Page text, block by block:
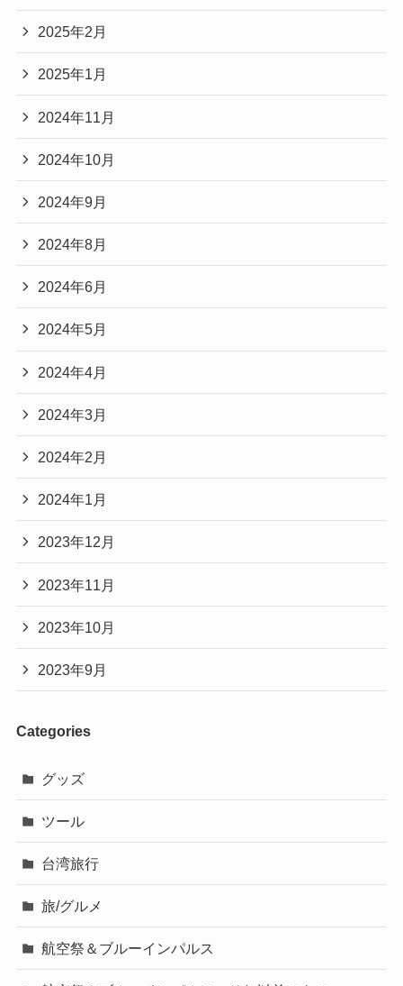
2025年2月
2025年1月
2024年11月
2024年10月
2024年9月
2024年8月
2024年6月
2024年5月
2024年4月
2024年3月
2024年2月
2024年1月
2023年12月
2023年11月
2023年10月
2023年9月
Categories
グッズ
ツール
台湾旅行
旅/グルメ
航空祭＆ブルーインパルス